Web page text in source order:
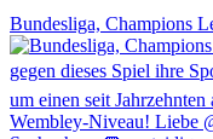
Bundesliga, Champions